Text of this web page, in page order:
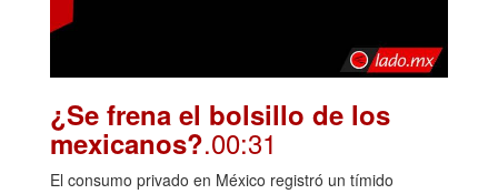
¿Se frena el bolsillo de los
mexicanos?.00:31
El consumo privado en México registró un tímido